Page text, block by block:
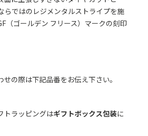
ではのレジメンタルストライプを施
（ゴールデン フリース）マークの刻印
の際は下記品番をお伝え下さい。
トラッピングはギフトボックス包装に